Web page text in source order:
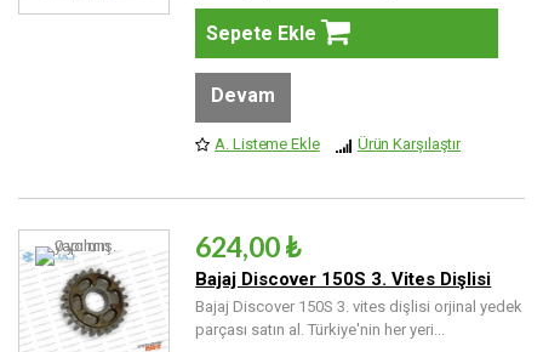
Sepete Ekle
Devam
A. Listeme Ekle Ürün Karşılaştır
624,00 ₺
Bajaj Discover 150S 3. Vites Dişlisi
Bajaj Discover 150S 3. vites dişlisi orjinal yedek
parçası satın al. Türkiye'nin her yeri...